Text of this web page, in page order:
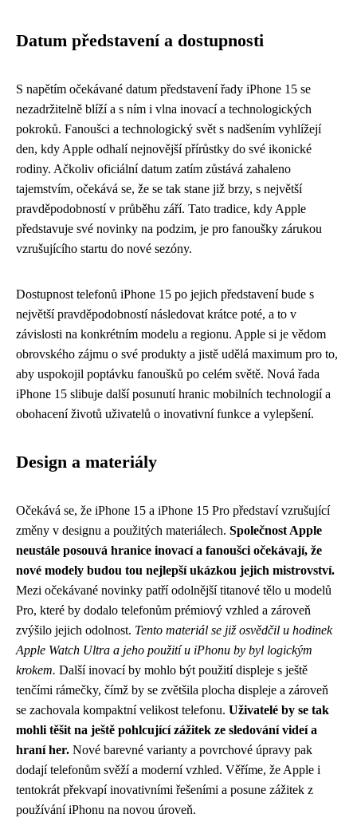
Datum představení a dostupnosti
S napětím očekávané datum představení řady iPhone 15 se
nezadržitelně blíží a s ním i vlna inovací a technologických
pokroků. Fanoušci a technologický svět s nadšením vyhlížejí
den, kdy Apple odhalí nejnovější přírůstky do své ikonické
rodiny. Ačkoliv oficiální datum zatím zůstává zahaleno
tajemstvím, očekává se, že se tak stane již brzy, s největší
pravděpodobností v průběhu září. Tato tradice, kdy Apple
představuje své novinky na podzim, je pro fanoušky zárukou
vzrušujícího startu do nové sezóny.
Dostupnost telefonů iPhone 15 po jejich představení bude s
největší pravděpodobností následovat krátce poté, a to v
závislosti na konkrétním modelu a regionu. Apple si je vědom
obrovského zájmu o své produkty a jistě udělá maximum pro to,
aby uspokojil poptávku fanoušků po celém světě. Nová řada
iPhone 15 slibuje další posunutí hranic mobilních technologií a
obohacení životů uživatelů o inovativní funkce a vylepšení.
Design a materiály
Očekává se, že iPhone 15 a iPhone 15 Pro představí vzrušující
změny v designu a použitých materiálech. Společnost Apple
neustále posouvá hranice inovací a fanoušci očekávají, že
nové modely budou tou nejlepší ukázkou jejich mistrovství.
Mezi očekávané novinky patří odolnější titanové tělo u modelů
Pro, které by dodalo telefonům prémiový vzhled a zároveň
zvýšilo jejich odolnost. Tento materiál se již osvědčil u hodinek
Apple Watch Ultra a jeho použití u iPhonu by byl logickým
krokem. Další inovací by mohlo být použití displeje s ještě
tenčími rámečky, čímž by se zvětšila plocha displeje a zároveň
se zachovala kompaktní velikost telefonu. Uživatelé by se tak
mohli těšit na ještě pohlcující zážitek ze sledování videí a
hraní her. Nové barevné varianty a povrchové úpravy pak
dodají telefonům svěží a moderní vzhled. Věříme, že Apple i
tentokrát překvapí inovativními řešeními a posune zážitek z
používání iPhonu na novou úroveň.